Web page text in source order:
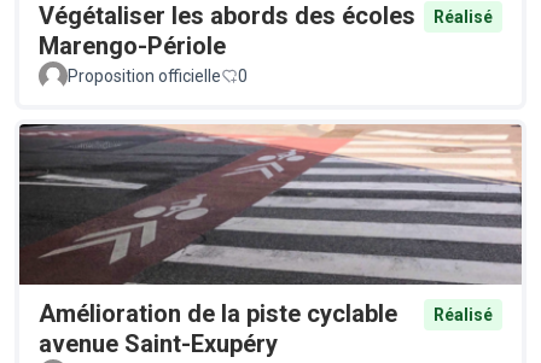
Végétaliser les abords des écoles
Marengo-Périole
Réalisé
Proposition officielle 0
Amélioration de la piste cyclable
avenue Saint-Exupéry
Réalisé